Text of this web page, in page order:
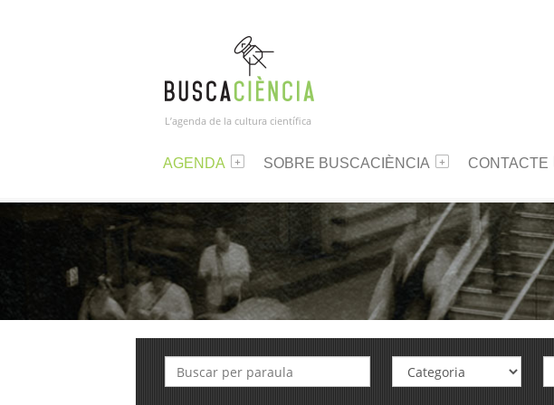
L’agenda de la cultura científica
AGENDA SOBRE BUSCACIÈNCIA CONTACTE